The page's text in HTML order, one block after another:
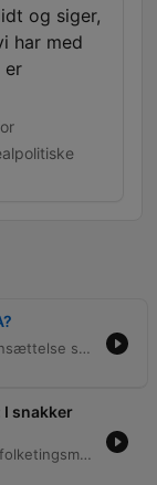
og siger,
har med
er
Denne podcast-debat diskuterer Sofie Ruds ansættelse som politisk rådgiver på den amerikanske ambassade og de diplomatiske implikationer af hendes tidligere kritiske holdninger til Trump. Deltagerne debatterer Danmarks militære afhængighed af USA, risikoen for amerikansk intervention i Grønland samt balancen mellem at have lokale eksperter og risikoen for politisk polarisering. Samtalen berører også de personlige omkostninger ved politiske karrierevalg og den offentlige udskamning af enkeltpersoner. Programmet afsluttes med en refleksion over de realpolitiske nuancer i forholdet til USA og Grønland.
I snakker
Podcasten starter med en samtale om de nye folketingsmedlemmers personlige stil, før emnet skifter til en intens politisk debat om europæisk migrationspolitik. Diskussionen belyser uenigheder mellem Dansk Folkeparti og Radikale Venstre vedrørende håndteringen af grænser i Spanien, EU's budgetter og konsekvenserne af migrationsstrømme. Debatten fokuserer på behovet for styrket kontrol ved EU's ydergrænser, herunder muligheden for brug af militære midler eller fysiske barrierer. Deltagerne diskuterer også de politiske implikationer af velfærdsydelser som incitament for migration samt forskellen på legitim politiindsats og mere voldelige metoder i grænsekontrollen.